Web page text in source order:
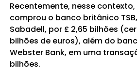
Recentemente, nesse
comprou o banco britânico
Sabadell, por £ 2,65 bilhões
bilhões de euros), além do
Webster Bank, em uma
bilhões.